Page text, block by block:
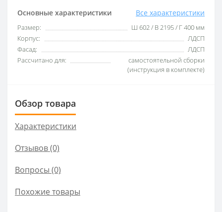
Основные характеристики Все характеристики
Размер:
Ш 602 / В 2195 / Г 400 мм
Корпус:
ЛДСП
Фасад:
ЛДСП
Рассчитано для:
самостоятельной сборки
(инструкция в комплекте)
Обзор товара
Характеристики
Отзывов (0)
Вопросы (0)
Похожие товары